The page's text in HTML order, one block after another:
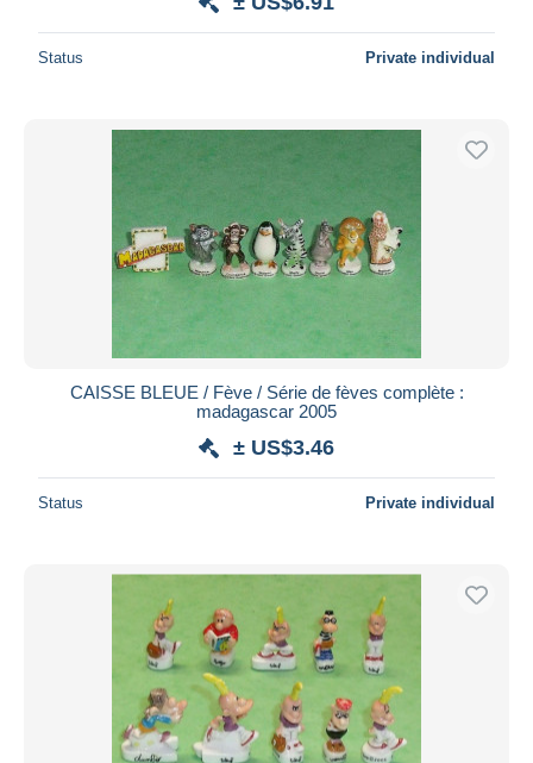
Status Private individual
CAISSE BLEUE / Fève / Série de fèves complète :
madagascar 2005
± US$3.46
Status Private individual